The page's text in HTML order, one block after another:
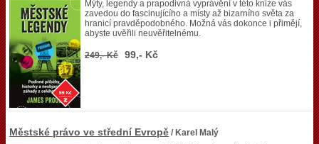
Mýty, legendy a prapodivná vyprávění v této knize vás
zavedou do fascinujícího a místy až bizarního světa za
hranicí pravděpodobného. Možná vás dokonce i přimějí,
abyste uvěřili neuvěřitelnému.
249,- Kč 99,- Kč
Městské právo ve střední Evropě / Karel Malý